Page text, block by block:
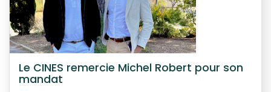
Le CINES remercie Michel Robert pour son
mandat